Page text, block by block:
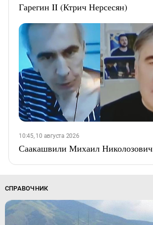
Гарегин II (Ктрич Нерсесян)
10:45, 10 августа 2026
Саакашвили Михаил Николозович
СПРАВОЧНИК